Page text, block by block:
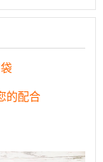
的配合